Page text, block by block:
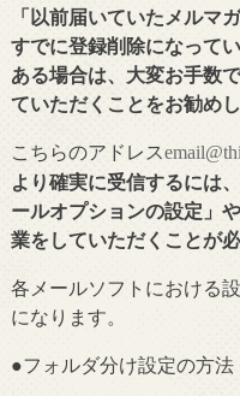
「以前届いていたメルマ
すでに登録削除になって
ある場合は、大変お手数
ていただくことをお勧めし
こちらのアドレス
より確実に受信するには
ールオプションの設定」
業をしていただくことが
各メールソフトにおける
になります。
●フォルダ分け設定の方